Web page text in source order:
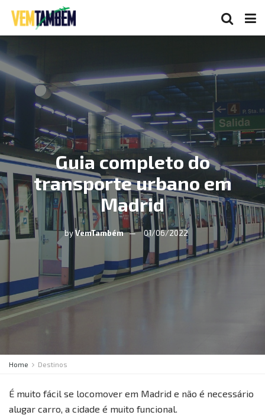
Guia completo do
transporte urbano em
Madrid
byVemTambém 01/06/2022
Home Destinos
É muito fácil se locomover em Madrid e não é necessário
alugar carro, a cidade é muito funcional.